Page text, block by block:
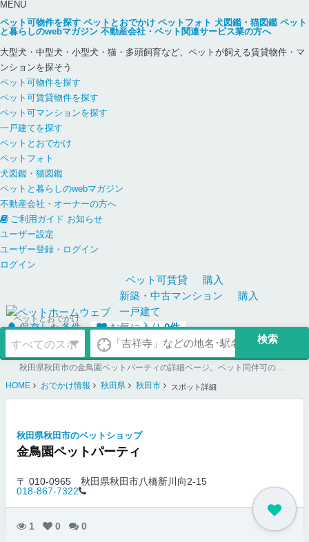
MENU
ペット可物件を探す ペットとおでかけ ペットフォト 犬図鑑・猫図鑑 ペット
と暮らしのwebマガジン 不動産会社・ペット関連サービス業の方へ
大型犬・中型犬・小型犬・猫・多頭飼育など、ペットが飼える賃貸物件・マ
ンションを探そう
ペット可物件を探す
ペット可賃貸物件を探す
ペット可マンションを探す
一戸建てを探す
ペットとおでかけ
ペットフォト
犬図鑑・猫図鑑
ペットと暮らしのwebマガジン
不動産会社・オーナーの方へ
ご利用ガイド お知らせ
ユーザー設定
ユーザー登録・ログイン
ログイン
ペット可賃貸
購入
新築・中古マンション
購入
一戸建て
保存した条件
お気に入り0件
ペットとおでかけ
秋田県秋田市の金鳥園ペットパーティの詳細ページ。ペット同伴可のお店探しならペットホームウェブ。ペット可賃貸のお部屋探し、ペット可マンション購入のご検討時にもご利用ください。
HOME
おでかけ情報 秋田県 秋田市 スポット詳細
秋田県秋田市のペットショップ
金鳥園ペットパーティ
〒 010-0965
秋田県秋田市八橋新川向2-15
018-867-7322
1 0 0